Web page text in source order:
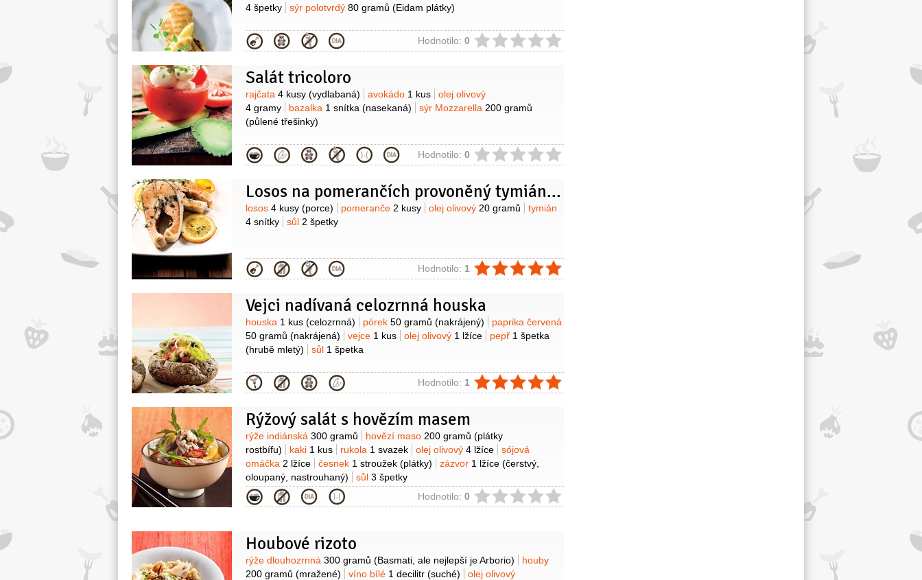
4 špetky
sýr polotvrdý 80 gramů (Eidam plátky)
Kategorie Hodnotilo: 0
Salát tricoloro
Suroviny
rajčata 4 kusy (vydlabaná) avokádo 1 kus
olej olivový
4 gramy
bazalka 1 snítka (nasekaná) sýr Mozzarella 200 gramů
(půlené třešinky)
Kategorie Hodnotilo: 0
Losos na pomerančích provoněný tymiánem
Suroviny
losos 4 kusy (porce) pomeranče 2 kusy olej olivový 20 gramů
tymián
4 snítky
sůl 2 špetky
Kategorie Hodnotilo: 1
Vejci nadívaná celozrnná houska
Suroviny
houska 1 kus (celozrnná) pórek 50 gramů (nakrájený)
paprika červená
50 gramů (nakrájená) vejce 1 kus olej olivový 1 lžíce pepř 1 špetka
(hrubě mletý)
sůl 1 špetka
Kategorie Hodnotilo: 1
Rýžový salát s hovězím masem
Suroviny
rýže indiánská 300 gramů hovězí maso 200 gramů (plátky
rostbífu)
kaki 1 kus rukola 1 svazek olej olivový 4 lžíce
sójová
omáčka 2 lžíce česnek 1 stroužek (plátky) zázvor 1 lžíce (čerstvý,
oloupaný, nastrouhaný)
sůl 3 špetky
Kategorie Hodnotilo: 0
Houbové rizoto
Suroviny
rýže dlouhozrnná 300 gramů (Basmati, ale nejlepší je Arborio)
houby
200 gramů (mražené) víno bílé 1 decilitr (suché)
olej olivový